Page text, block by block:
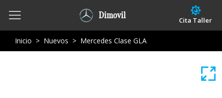
Dimovil Cita Taller
Inicio > Nuevos > Mercedes Clase GLA